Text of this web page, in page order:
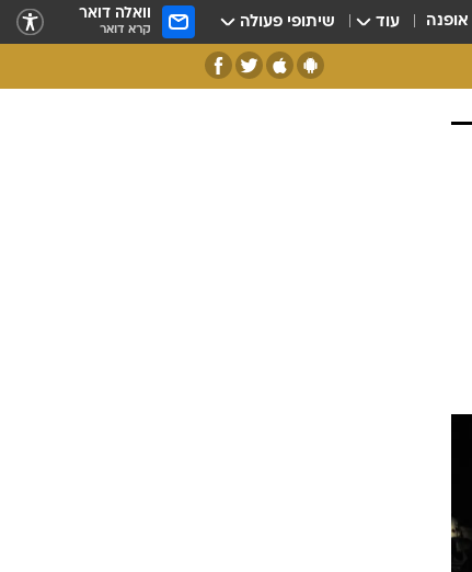
אופנה עוד שיתופי פעולה וואלה דואר
קרא דואר